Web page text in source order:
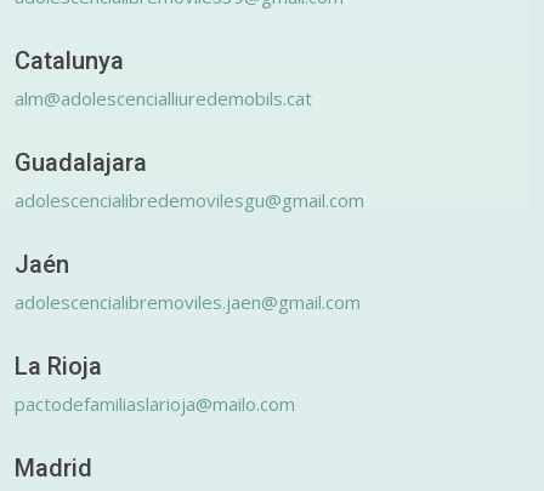
Catalunya
alm@adolescencialliuredemobils.cat
Guadalajara
adolescencialibredemovilesgu@gmail.com
Jaén
adolescencialibremoviles.jaen@gmail.com
La Rioja
pactodefamiliaslarioja@mailo.com
Madrid